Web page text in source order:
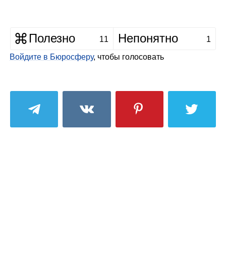
Полезно 11 Непонятно 1
Войдите в Бюросферу, чтобы голосовать